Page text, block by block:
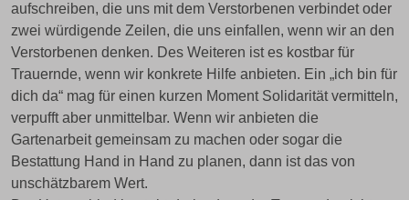
aufschreiben, die uns mit dem Verstorbenen verbindet oder
zwei würdigende Zeilen, die uns einfallen, wenn wir an den
Verstorbenen denken. Des Weiteren ist es kostbar für
Trauernde, wenn wir konkrete Hilfe anbieten. Ein „ich bin für
dich da“ mag für einen kurzen Moment Solidarität vermitteln,
verpufft aber unmittelbar. Wenn wir anbieten die
Gartenarbeit gemeinsam zu machen oder sogar die
Bestattung Hand in Hand zu planen, dann ist das von
unschätzbarem Wert.